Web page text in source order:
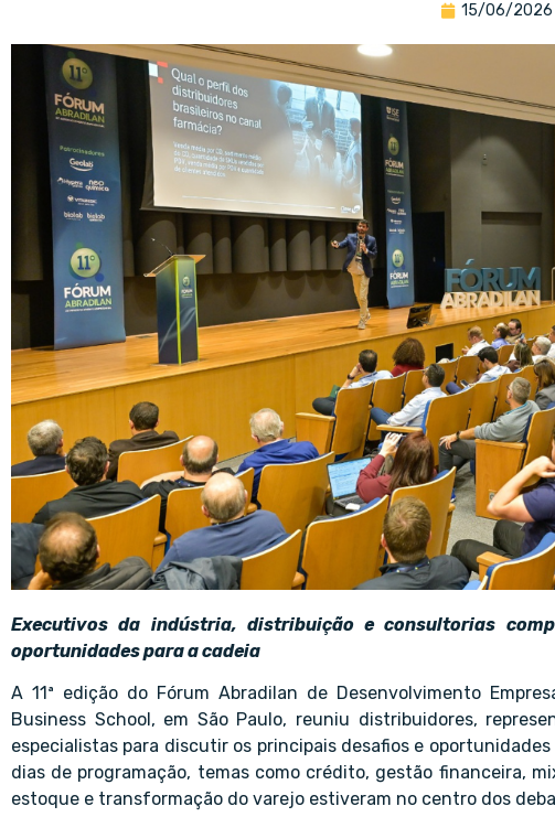
15/06/2026
Executivos da indústria, distribuição e consultorias
oportunidades para a cadeia
A 11ª edição do Fórum Abradilan de Desenvolvimento
Business School, em São Paulo, reuniu distribuidores,
especialistas para discutir os principais desafios e
dias de programação, temas como crédito, gestão financeira,
estoque e transformação do varejo estiveram no centro dos